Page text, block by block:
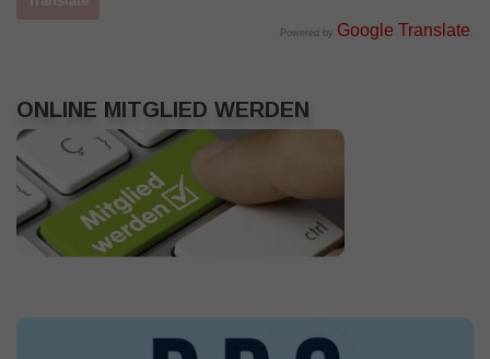
Powered by Google Translate
ONLINE MITGLIED WERDEN